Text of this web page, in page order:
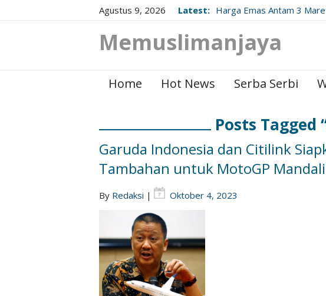
Agustus 9, 2026 Latest: Harga Emas Antam 3
Memuslimanjaya
Home Hot News Serba Serbi
Posts Tagged
Garuda Indonesia dan Citilink
Tambahan untuk MotoGP
By Redaksi | Oktober 4, 2023